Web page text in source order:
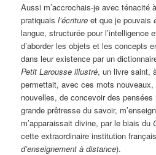
Aussi m’accrochais-je avec ténacité
pratiquaisl’écriture et que je pouvais
langue, structurée pour l’intelligence
d’aborder les objets et les concepts
dans leur existence par un
Petit Larousse illustré, un livre saint,
permettait, avec ces mots nouveaux,
nouvelles, de concevoir des
grande prêtresse du savoir,
m’apparaissait divine, par le biais du
cette extraordinaire institution
d’enseignement à distance).